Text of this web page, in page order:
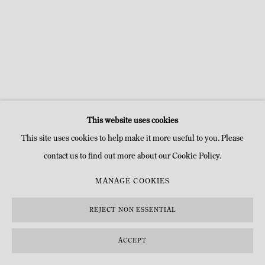
This website uses cookies
This site uses cookies to help make it more useful to you. Please
contact us to find out more about our Cookie Policy.
MANAGE COOKIES
REJECT NON ESSENTIAL
ACCEPT